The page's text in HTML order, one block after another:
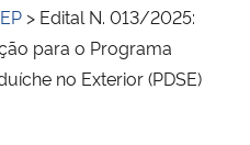
> Edital N. 013/2025:
para o Programa
no Exterior (PDSE)